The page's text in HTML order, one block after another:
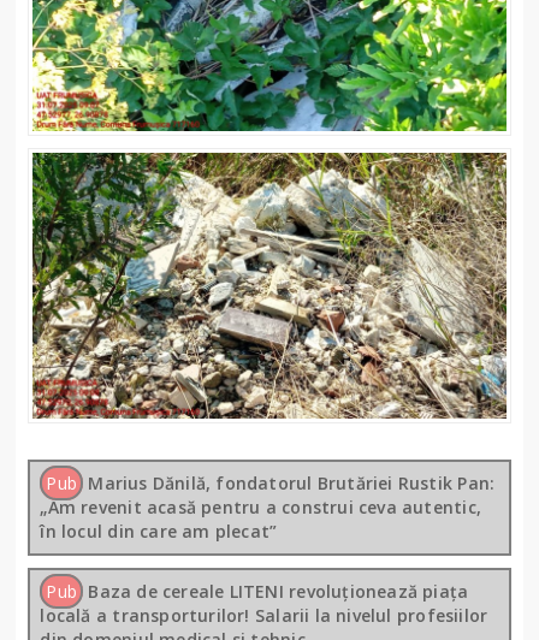
Pub Marius Dănilă, fondatorul Brutăriei Rustik Pan:
„Am revenit acasă pentru a construi ceva autentic,
în locul din care am plecat”
Pub Baza de cereale LITENI revoluționează piața
locală a transporturilor! Salarii la nivelul profesiilor